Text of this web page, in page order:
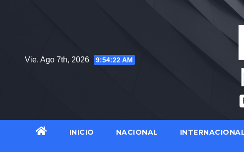
Vie. Ago 7th, 2026 9:54:24 AM
INICIO NACIONAL